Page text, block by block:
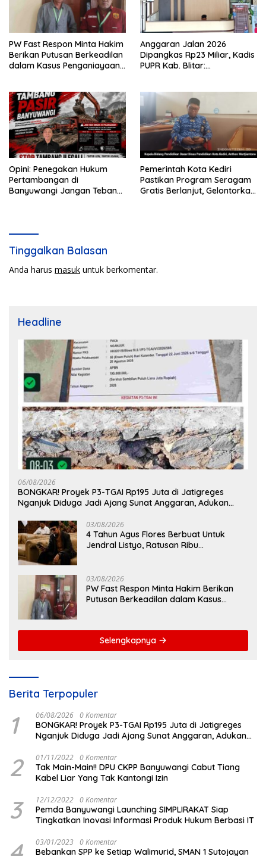
PW Fast Respon Minta Hakim
Berikan Putusan Berkeadilan
dalam Kasus Penganiayaan
Anggaran Jalan 2026
Dipangkas Rp23 Miliar, Kadis
PUPR Kab. Blitar:
Opini: Penegakan Hukum
Pertambangan di
Banyuwangi Jangan Tebang
Pemerintah Kota Kediri
Pastikan Program Seragam
Gratis Berlanjut, Gelontorkan
Tinggalkan Balasan
Anda harus masuk untuk berkomentar.
Headline
06/08/2026
BONGKAR! Proyek P3-TGAI Rp195 Juta di Jatigreges
Nganjuk Diduga Jadi Ajang Sunat Anggaran, Adukan
03/08/2026
4 Tahun Agus Flores Berbuat Untuk
Jendral Listyo, Ratusan Ribu
03/08/2026
PW Fast Respon Minta Hakim Berikan
Putusan Berkeadilan dalam Kasus
Selengkapnya
Berita Terpopuler
1 06/08/2026 0 Komentar
BONGKAR! Proyek P3-TGAI Rp195 Juta di Jatigreges
Nganjuk Diduga Jadi Ajang Sunat Anggaran, Adukan
2 01/11/2022 0 Komentar
Tak Main-Main!! DPU CKPP Banyuwangi Cabut Tiang
Kabel Liar Yang Tak Kantongi Izin
3 12/12/2022 0 Komentar
Pemda Banyuwangi Launching SIMPLIRAKAT Siap
Tingkatkan Inovasi Informasi Produk Hukum Berbasi IT
03/01/2023 0 Komentar
Bebankan SPP ke Setiap Walimurid, SMAN 1 Sutojayan